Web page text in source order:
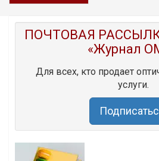
ПОЧТОВАЯ
«Журнал
Для всех, кто продает
услуги.